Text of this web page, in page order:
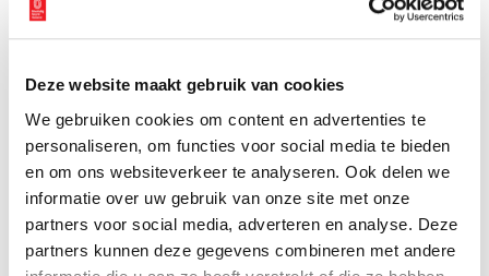
Deze website maakt gebruik van cookies
We gebruiken cookies om content en advertenties te
personaliseren, om functies voor social media te bieden
en om ons websiteverkeer te analyseren. Ook delen we
informatie over uw gebruik van onze site met onze
partners voor social media, adverteren en analyse. Deze
partners kunnen deze gegevens combineren met andere
worden.